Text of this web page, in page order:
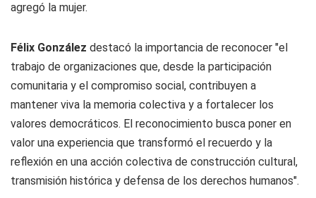
agregó la mujer.
Félix González destacó la importancia de reconocer "el
trabajo de organizaciones que, desde la participación
comunitaria y el compromiso social, contribuyen a
mantener viva la memoria colectiva y a fortalecer los
valores democráticos. El reconocimiento busca poner en
valor una experiencia que transformó el recuerdo y la
reflexión en una acción colectiva de construcción cultural,
transmisión histórica y defensa de los derechos humanos".